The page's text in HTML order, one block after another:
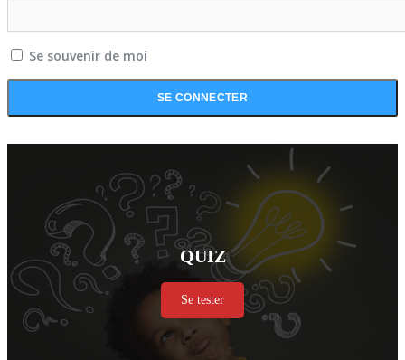
Se souvenir de moi
QUIZ
Se tester